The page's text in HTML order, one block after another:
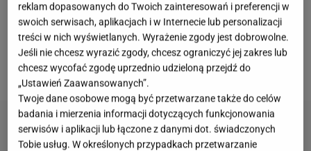
Prezenterka wstawiła na pozór zwykłe zdjęcie z
samochodu. Tego dnia zrezygnowała zmakijażu. Na
jej twarzy znajdowało się jednak coś innego. Już
wiadomo w jaki sposób dba o nieskazitelną cerę.
reklam dopasowanych do Twoich zainteresowań i preferencji w
swoich serwisach, aplikacjach i w Internecie lub personalizacji
treści w nich wyświetlanych. Wyrażenie zgody jest dobrowolne.
Jeśli nie chcesz wyrazić zgody, chcesz ograniczyć jej zakres lub
chcesz wycofać zgodę uprzednio udzieloną przejdź do
„Ustawień Zaawansowanych”.
Twoje dane osobowe mogą być przetwarzane także do celów
badania i mierzenia informacji dotyczących funkcjonowania
serwisów i aplikacji lub łączone z danymi dot. świadczonych
Tobie usług. W określonych przypadkach przetwarzanie